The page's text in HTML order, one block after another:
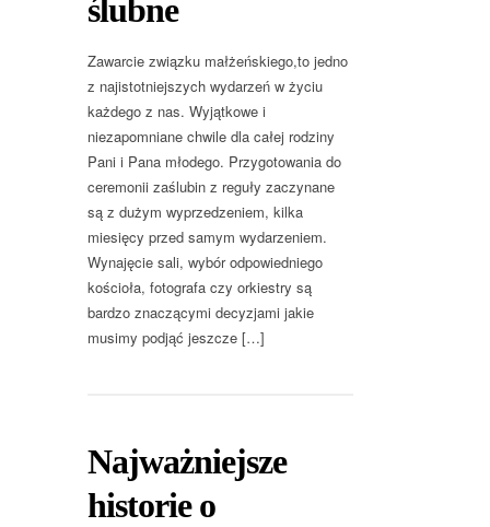
ślubne
Zawarcie związku małżeńskiego,to jedno
z najistotniejszych wydarzeń w życiu
każdego z nas. Wyjątkowe i
niezapomniane chwile dla całej rodziny
Pani i Pana młodego. Przygotowania do
ceremonii zaślubin z reguły zaczynane
są z dużym wyprzedzeniem, kilka
miesięcy przed samym wydarzeniem.
Wynajęcie sali, wybór odpowiedniego
kościoła, fotografa czy orkiestry są
bardzo znaczącymi decyzjami jakie
musimy podjąć jeszcze […]
Najważniejsze
historie o